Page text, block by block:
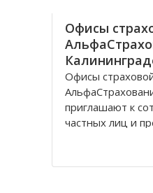
Офисы
Офисы
приглашают к
частных лиц и
крупнейшим